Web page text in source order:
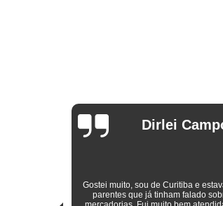
Arthur Mello
Roupas sociais de excelente